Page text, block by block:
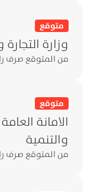
متوقع
وزارة
من المتوقع صرف
متوقع
الامانة
والتنمية
من المتوقع صرف